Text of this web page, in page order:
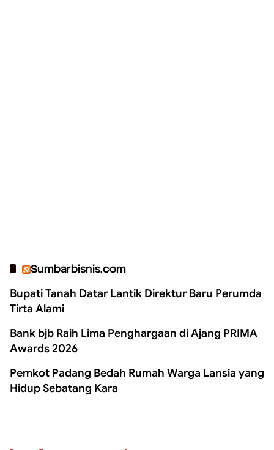
Sumbarbisnis.com
Bupati Tanah Datar Lantik Direktur Baru Perumda
Tirta Alami
Bank bjb Raih Lima Penghargaan di Ajang PRIMA
Awards 2026
Pemkot Padang Bedah Rumah Warga Lansia yang
Hidup Sebatang Kara